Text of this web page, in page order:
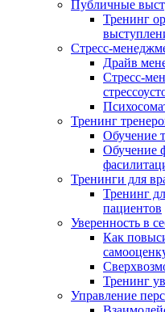
Публичные
Тренинг
Стресс-
Драйв
Стресс-
Тренинг
Обучение
Обучение
Тренинги для
Тренинг
пациентов
Уверенность в
Как
Тренинг
Управление